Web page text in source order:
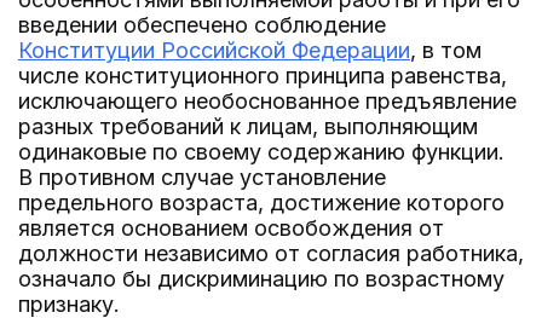
введении обеспечено соблюдение
Конституции Российской Федерации, в том
числе конституционного принципа равенства,
исключающего необоснованное предъявление
разных требований к лицам, выполняющим
одинаковые по своему содержанию функции.
В противном случае установление
предельного возраста, достижение которого
является основанием освобождения от
должности независимо от согласия работника,
означало бы дискриминацию по возрастному
признаку.